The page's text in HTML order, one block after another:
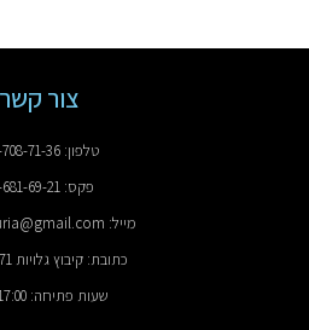
צור קשר
טלפון: 074-708-71-36
פקס: 03-681-69-21
מייל: hatamburia@gmail.com
כתובת: קיבוץ גלויות 71, תל אביב
שעות פתיחה: 07:30-17:00